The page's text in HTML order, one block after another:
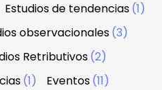
Estudios de tendencias(1)
observacionales(3)
Retributivos(2)
(1) Eventos(11)